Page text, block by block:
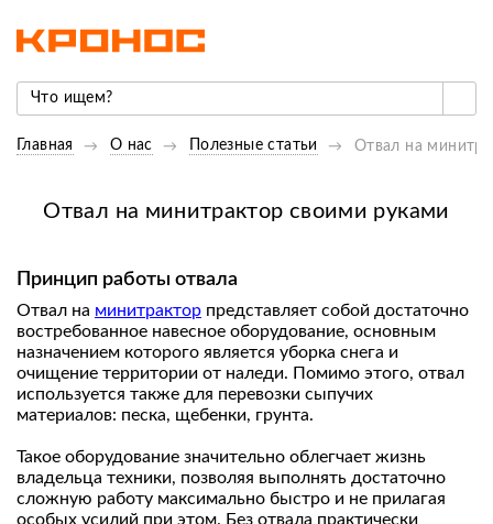
Главная О нас Полезные статьи Отвал на
Отвал на минитрактор своими руками
Принцип работы отвала
Отвал на минитрактор представляет собой достаточно
востребованное навесное оборудование, основным
назначением которого является уборка снега и
очищение территории от наледи. Помимо этого, отвал
используется также для перевозки сыпучих
материалов: песка, щебенки, грунта.
Такое оборудование значительно облегчает жизнь
владельца техники, позволяя выполнять достаточно
сложную работу максимально быстро и не прилагая
особых усилий при этом. Без отвала практически